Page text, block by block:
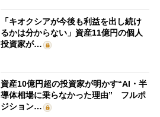
「キオクシアが今後も利益を出し続け
るかは分からない」資産11億円の個人
投資家が…
資産10億円超の投資家が明かす“AI・半
導体相場に乗らなかった理由” フルポ
ジション…